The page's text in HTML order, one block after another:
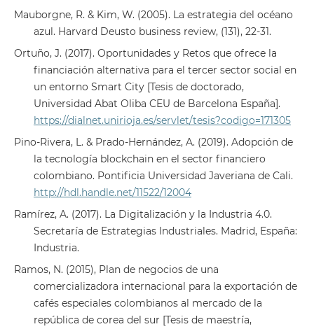
Mauborgne, R. & Kim, W. (2005). La estrategia del océano
azul. Harvard Deusto business review, (131), 22-31.
Ortuño, J. (2017). Oportunidades y Retos que ofrece la
financiación alternativa para el tercer sector social en
un entorno Smart City [Tesis de doctorado,
Universidad Abat Oliba CEU de Barcelona España].
https://dialnet.unirioja.es/servlet/tesis?codigo=171305
Pino-Rivera, L. & Prado-Hernández, A. (2019). Adopción de
la tecnología blockchain en el sector financiero
colombiano. Pontificia Universidad Javeriana de Cali.
http://hdl.handle.net/11522/12004
Ramírez, A. (2017). La Digitalización y la Industria 4.0.
Secretaría de Estrategias Industriales. Madrid, España:
Industria.
Ramos, N. (2015), Plan de negocios de una
comercializadora internacional para la exportación de
cafés especiales colombianos al mercado de la
república de corea del sur [Tesis de maestría,